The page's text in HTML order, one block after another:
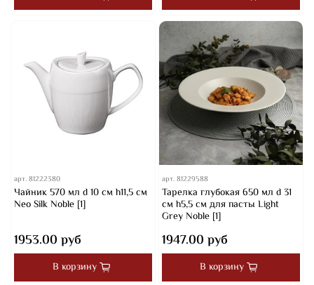
арт.81222380
Чайник 570 мл d 10 см h11,5 см
Neo Silk Noble [1]
1953.00 руб
В корзину
арт.81229588
Тарелка глубокая 650 мл d 31
см h5,5 см для пасты Light
Grey Noble [1]
1947.00 руб
В корзину